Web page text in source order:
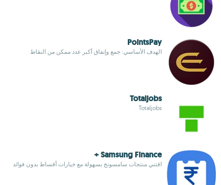
PointsPay
الهدف الأساسي: جمع وإنفاق أكبر عدد ممكن من النقاط
Totaljobs
Totaljobs
Samsung Finance +
اقتني منتجات سامسونج بسهولة مع خيارات أقساط بدون فوائد